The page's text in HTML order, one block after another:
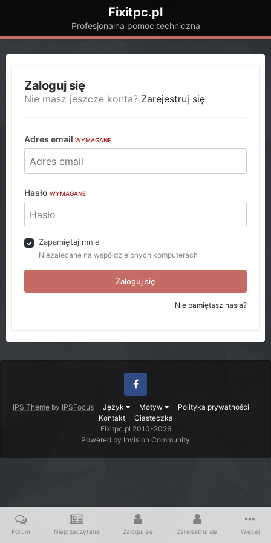
Fixitpc.pl
Profesjonalna pomoc techniczna
Zaloguj się
Nie masz jeszcze konta? Zarejestruj się
Adres email WYMAGANE
Hasło WYMAGANE
Zapamiętaj mnie
Niezalecane na współdzielonych komputerach
Zaloguj się
Nie pamiętasz hasła?
IPS Theme by IPSFocus Język Motyw
Polityka prywatności
Kontakt
Ciasteczka
Facebook
Fixitpc.pl 2010-2026
Powered by Invision Community
Forum Nieprzeczytane Zaloguj się Zarejestruj się Więcej